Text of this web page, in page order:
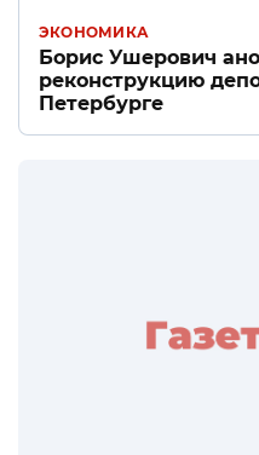
ЭКОНОМИКА
Борис Ушерович
реконструкцию
Петербурге